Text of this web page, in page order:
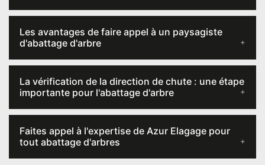
Les avantages de faire appel à un paysagiste
d'abattage d'arbre
La vérification de la direction de chute : une étape
importante pour l'abattage d'arbre
Faites appel à l'expertise de Azur Elagage pour
tout abattage d'arbres